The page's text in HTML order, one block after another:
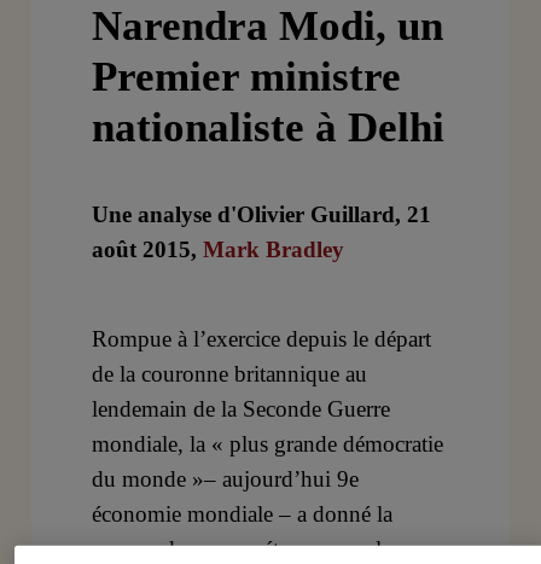
Narendra Modi, un
Premier ministre
nationaliste à Delhi
Une analyse d'Olivier Guillard, 21
août 2015,Mark Bradley
Rompue à l’exercice depuis le départ
de la couronne britannique au
lendemain de la Seconde Guerre
mondiale, la « plus grande démocratie
du monde »– aujourd’hui 9e
économie mondiale – a donné la
mesure de son appétence pour les